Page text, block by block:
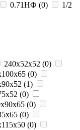
0.71НФ (0)
1/2
240x52x52 (0)
(0)
(1)
(0)
(0)
(0)
(0)